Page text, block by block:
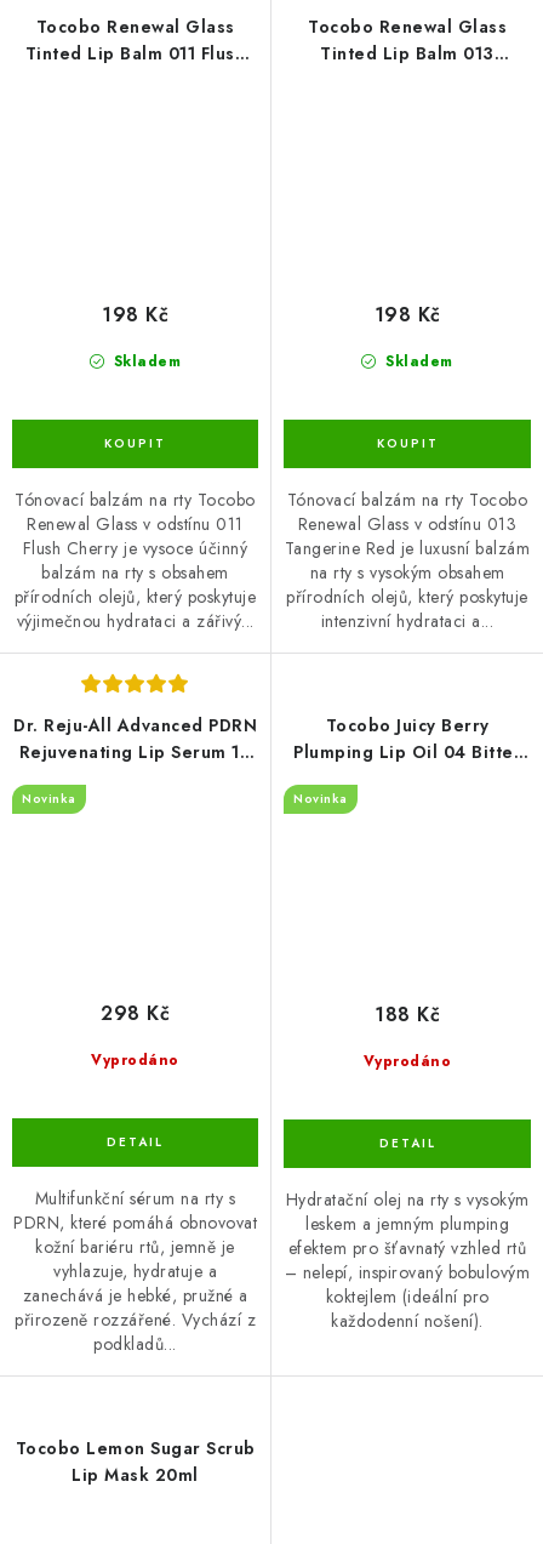
Tocobo Renewal Glass
Tinted Lip Balm 011 Flush
Skladem
198 Kč
Tónovací balzám na rty Tocobo
Renewal Glass v odstínu 011
Flush Cherry je vysoce účinný
balzám na rty s obsahem
přírodních olejů, který poskytuje
výjimečnou hydrataci a zářivý...
Tocobo Renewal Glass
Tinted Lip Balm 013
Skladem
198 Kč
Tónovací balzám na rty Tocobo
Renewal Glass v odstínu 013
Tangerine Red je luxusní balzám
na rty s vysokým obsahem
přírodních olejů, který poskytuje
intenzivní hydrataci a...
Dr. Reju-All Advanced PDRN
Rejuvenating Lip Serum 10
Novinka
Vyprodáno
298 Kč
Multifunkční sérum na rty s
PDRN, které pomáhá obnovovat
kožní bariéru rtů, jemně je
vyhlazuje, hydratuje a
zanechává je hebké, pružné a
přirozeně rozzářené. Vychází z
podkladů...
Tocobo Juicy Berry
Plumping Lip Oil 04 Bitter
Novinka
Vyprodáno
188 Kč
Hydratační olej na rty s vysokým
leskem a jemným plumping
efektem pro šťavnatý vzhled rtů
– nelepí, inspirovaný bobulovým
koktejlem (ideální pro
každodenní nošení).
Tocobo Lemon Sugar Scrub
Lip Mask 20ml